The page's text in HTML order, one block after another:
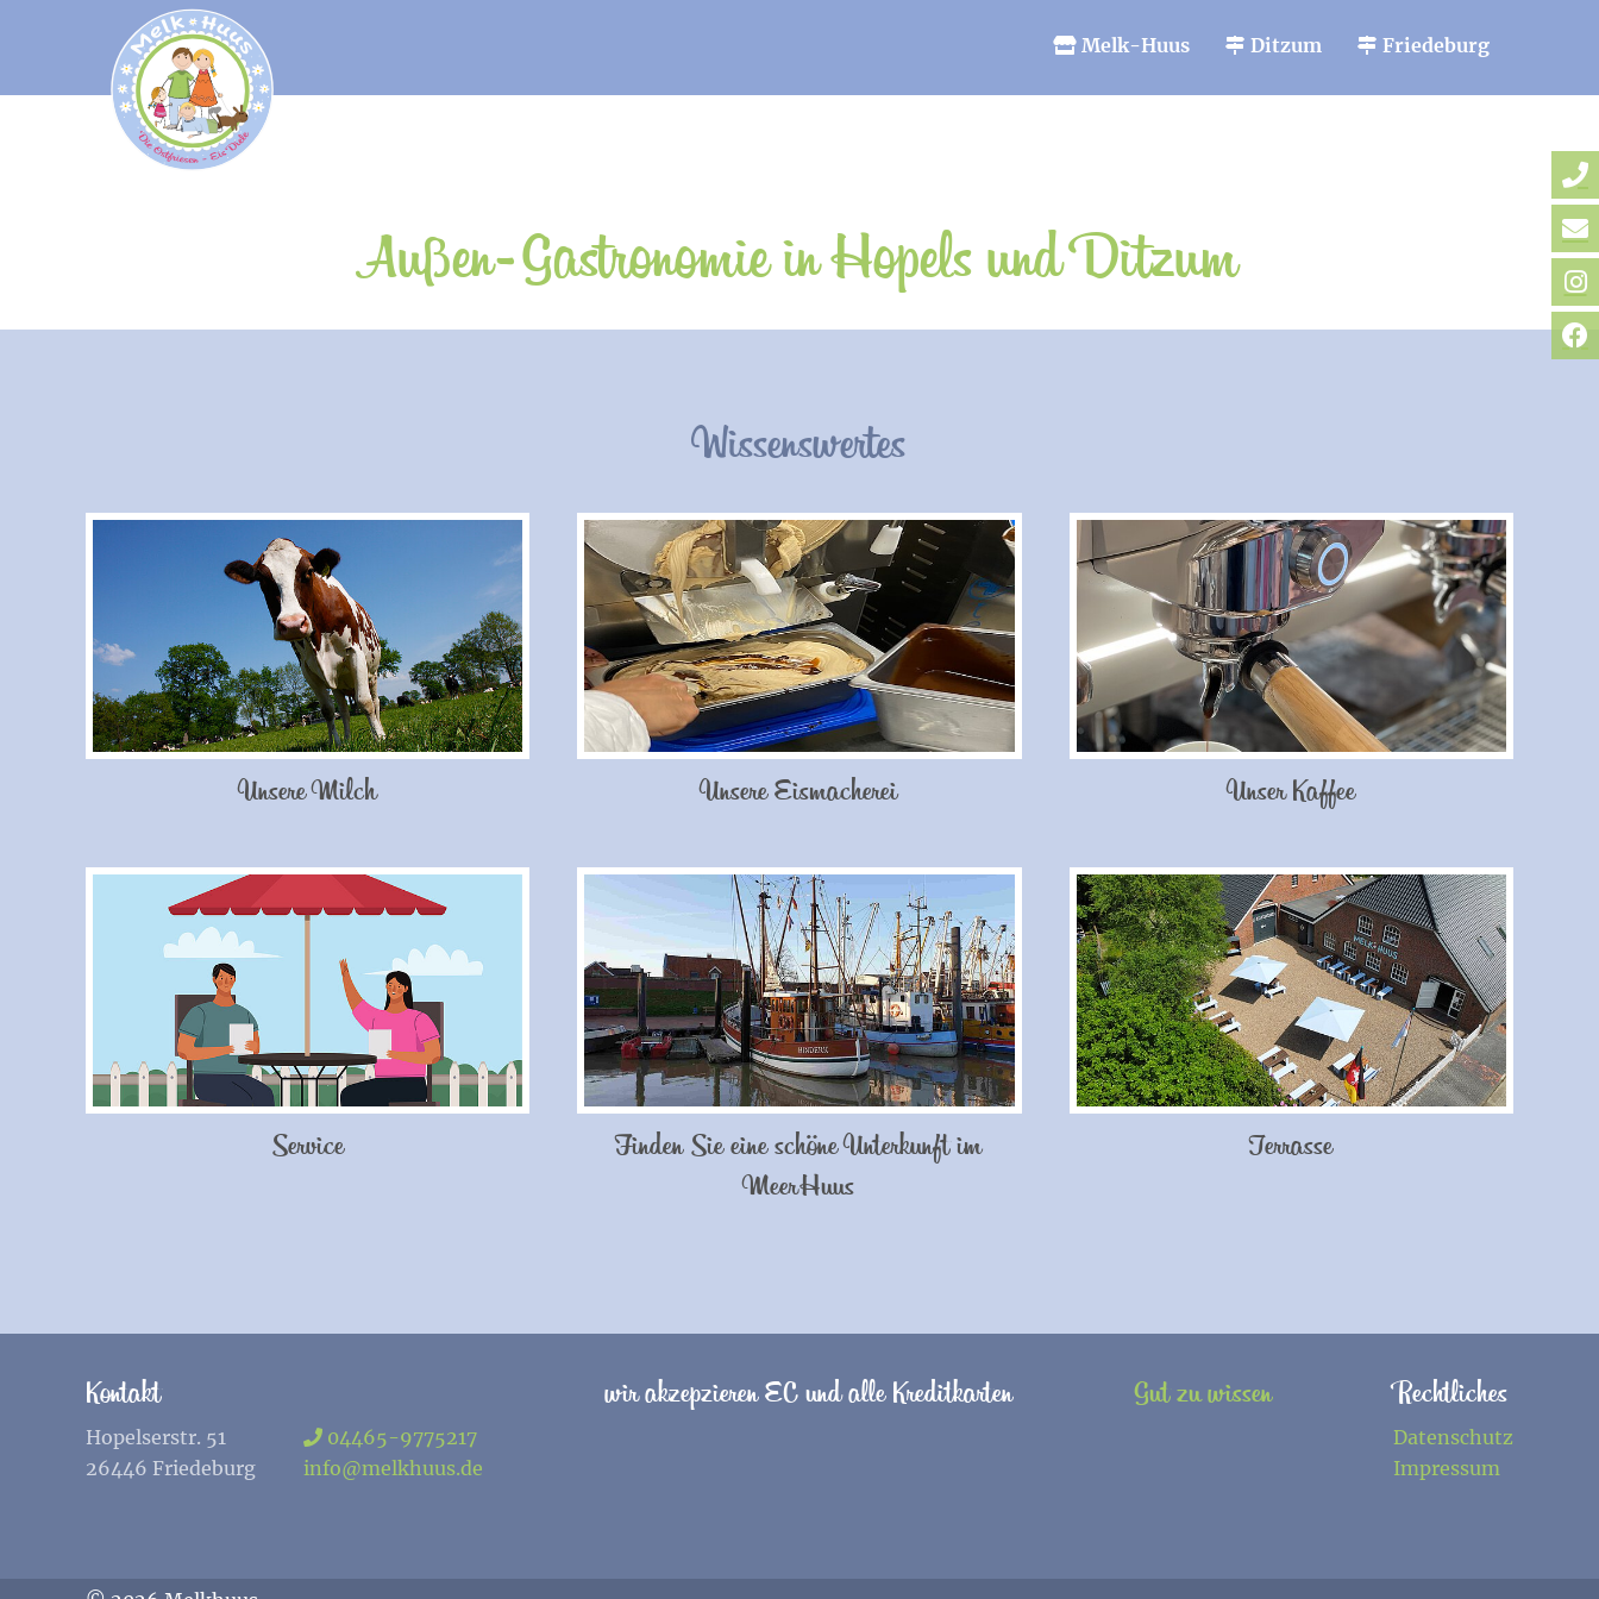
Melk-Huus Ditzum Friedeburg
Außen-Gastronomie in Hopels und Ditzum
Wissenswertes
Unsere Milch Unsere Eismacherei Unser Kaffee
Service Finden Sie eine schöne Unterkunft im
Meer Huus
Terrasse
Kontakt
Hopelserstr. 51
26446 Friedeburg
04465-9775217
info@melkhuus.de
wir akzepzieren EC und alle Kreditkarten Gut zu wissen Rechtliches
Datenschutz
Impressum